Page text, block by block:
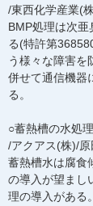
/東西化学産業(
BMP処理は次
る(特許第
う様々な障害を
併せて通信機器
る。
○蓄熱槽の水処理
/アクアス(株)/原
蓄熱槽水は腐食
の導入が望まし
理の導入がある